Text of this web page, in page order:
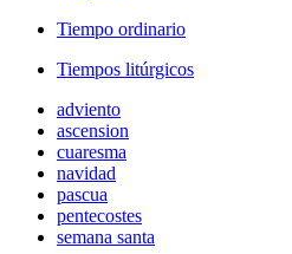
Tiempo ordinario
Tiempos litúrgicos
adviento
ascension
cuaresma
navidad
pascua
pentecostes
semana santa